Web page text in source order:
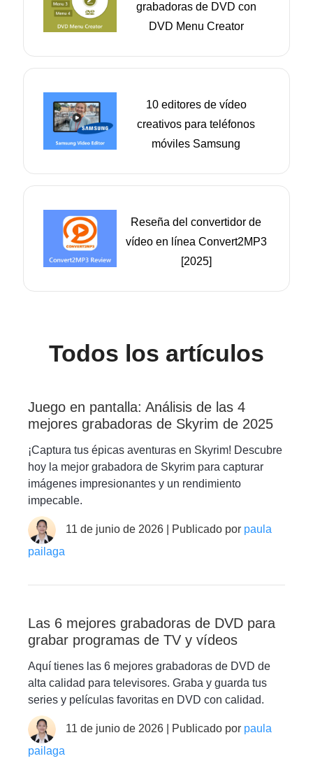
grabadoras de DVD con
DVD Menu Creator
10 editores de vídeo
creativos para teléfonos
móviles Samsung
Reseña del convertidor de
vídeo en línea Convert2MP3
[2025]
Todos los artículos
Juego en pantalla: Análisis de las 4
mejores grabadoras de Skyrim de 2025
¡Captura tus épicas aventuras en Skyrim! Descubre
hoy la mejor grabadora de Skyrim para capturar
imágenes impresionantes y un rendimiento
impecable.
11 de junio de 2026 | Publicado por paula
pailaga
Las 6 mejores grabadoras de DVD para
grabar programas de TV y vídeos
Aquí tienes las 6 mejores grabadoras de DVD de
alta calidad para televisores. Graba y guarda tus
series y películas favoritas en DVD con calidad.
11 de junio de 2026 | Publicado por paula
pailaga